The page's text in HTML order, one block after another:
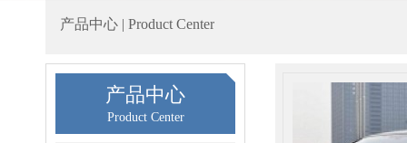
产品中心 | Product Center
产品中心
Product Center